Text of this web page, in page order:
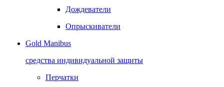
Дождеватели
Опрыскиватели
Gold Manibus
средства индивидуальной защиты
Перчатки